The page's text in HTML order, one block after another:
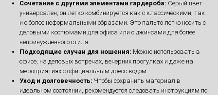
Сочетание с другими элементами гардероба: Серый цвет
универсален, он легко комбинируется как с классическими, так
и с более неформальными образами. Это пальто легко носить с
деловыми костюмами для офиса или с джинсами для более
непринужденного стиля.
Подходящие случаи для ношения: Можно использовать в
офисе, на деловых встречах, вечерних прогулках и даже на
мероприятиях с официальным дресс-кодом.
Уход и долговечность: Чтобы сохранить материал в
идеальном состоянии, рекомендуется следовать инструкциям по